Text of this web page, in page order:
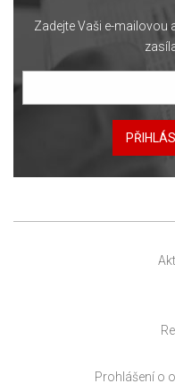
Zadejte Vaši e-mailovou
Prohlášení o